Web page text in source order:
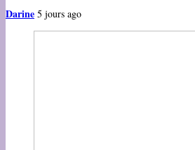
Darine 5 jours ago